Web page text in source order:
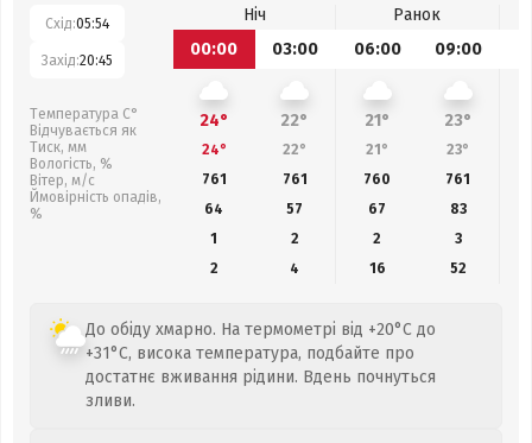
Схід:05:54
Захід:20:45
Температура С°
Відчувається як
Тиск, мм
Вологість, %
Вітер, м/с
Ймовірність опадів,
%
Ніч
Ранок
00:00
03:00 06:00 09:00
24° 22° 21° 23°
24° 22° 21° 23°
761
761 760 761
64
57 67 83
1
2 2
3
2
4 16 52
До обіду хмарно. На термометрі від +20°C до
+31°C, висока температура, подбайте про
достатнє вживання рідини. Вдень почнуться
зливи.